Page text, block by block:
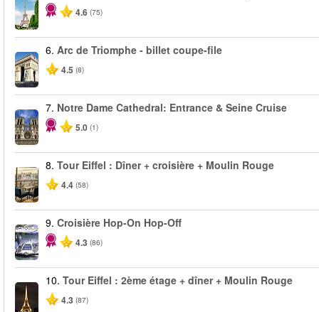
4.6 (75)
6. Arc de Triomphe - billet coupe-file
4.5 (8)
7. Notre Dame Cathedral: Entrance & Seine Cruise
5.0 (1)
8. Tour Eiffel : Dîner + croisière + Moulin Rouge
4.4 (58)
9. Croisière Hop-On Hop-Off
4.3 (86)
10. Tour Eiffel : 2ème étage + dîner + Moulin Rouge
4.3 (87)